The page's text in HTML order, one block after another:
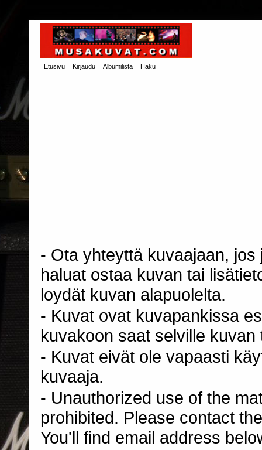
Etusivu Kirjaudu Albumilista Haku
- Ota yhteyttä kuvaajaan,
haluat ostaa kuvan tai
loydät kuvan alapuolelta.
- Kuvat ovat kuvapankissa
kuvakoon saat selville
- Kuvat eivät ole vapaasti
kuvaaja.
- Unauthorized use of the
prohibited. Please contact
You'll find email address